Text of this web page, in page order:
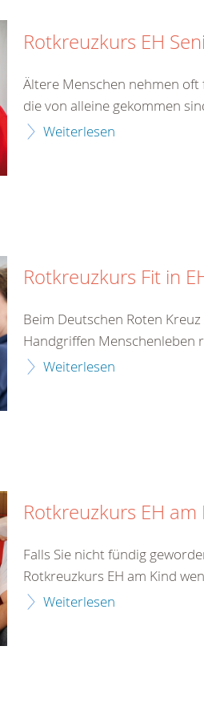
Rotkreuzkurs EH
Ältere Menschen nehmen
die von alleine gekommen
Weiterlesen
Rotkreuzkurs Fit in
Beim Deutschen Roten
Handgriffen Menschenleben
Weiterlesen
Rotkreuzkurs EH am
Falls Sie nicht fündig
Rotkreuzkurs EH am Kind
Weiterlesen